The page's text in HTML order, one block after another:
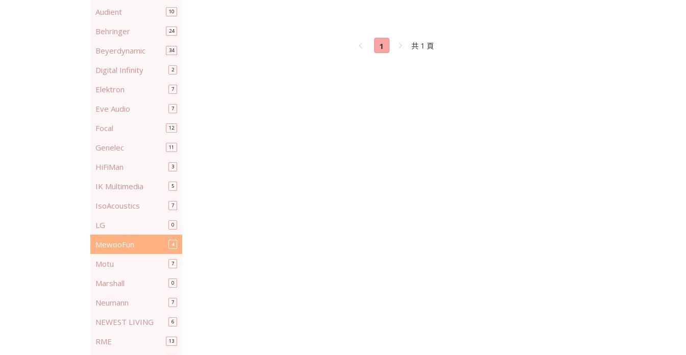
Audient 10
Behringer 24
Beyerdynamic 34
Digital Infinity 2
Elektron 7
Eve Audio 7
Focal 12
Genelec 11
HiFiMan 3
IK Multimedia 5
IsoAcoustics 7
LG 0
MewooFun 4
Motu 7
Marshall 0
Neumann 7
NEWEST LIVING 6
RME 13
1 共 1 頁